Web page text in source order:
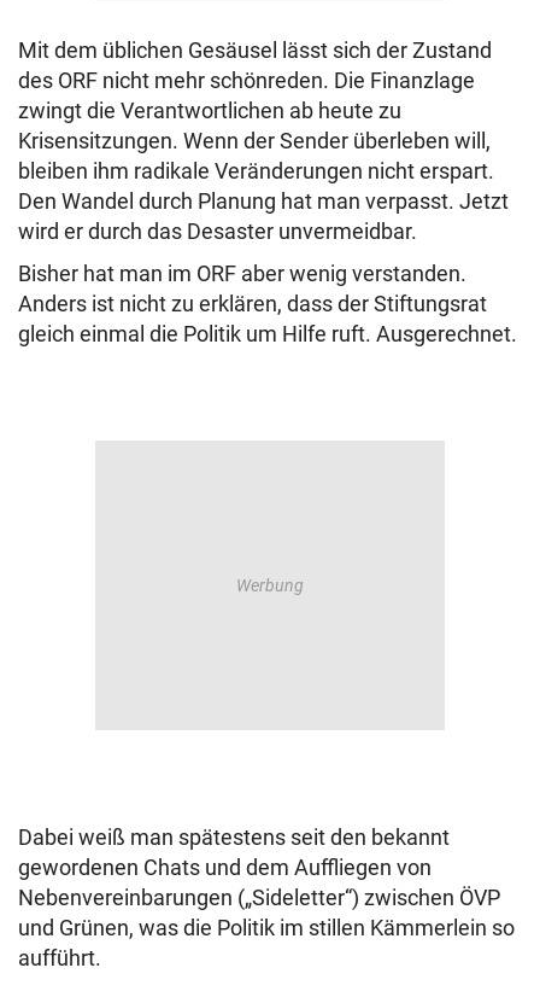
Mit dem üblichen Gesäusel lässt sich der Zustand
des ORF nicht mehr schönreden. Die Finanzlage
zwingt die Verantwortlichen ab heute zu
Krisensitzungen. Wenn der Sender überleben will,
bleiben ihm radikale Veränderungen nicht erspart.
Den Wandel durch Planung hat man verpasst. Jetzt
wird er durch das Desaster unvermeidbar.
Bisher hat man im ORF aber wenig verstanden.
Anders ist nicht zu erklären, dass der Stiftungsrat
gleich einmal die Politik um Hilfe ruft. Ausgerechnet.
Dabei weiß man spätestens seit den bekannt
gewordenen Chats und dem Auffliegen von
Nebenvereinbarungen („Sideletter“) zwischen ÖVP
und Grünen, was die Politik im stillen Kämmerlein so
aufführt.